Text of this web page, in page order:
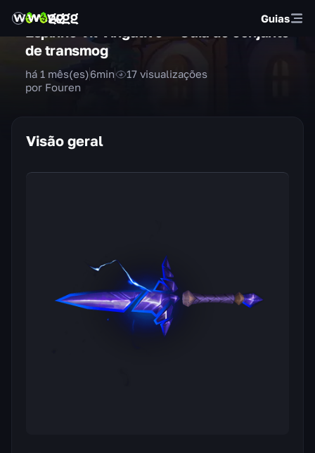
Guias
de transmog
por Fouren
há 1 mês(es)6min 17 visualizações
Visão geral